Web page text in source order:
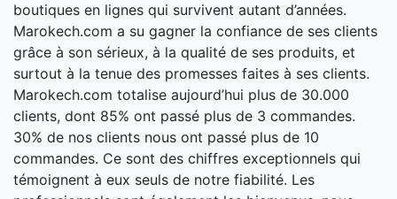
boutiques en lignes qui survivent autant d’années.
Marokech.com a su gagner la confiance de ses clients
grâce à son sérieux, à la qualité de ses produits, et
surtout à la tenue des promesses faites à ses clients.
Marokech.com totalise aujourd’hui plus de 30.000
clients, dont 85% ont passé plus de 3 commandes.
30% de nos clients nous ont passé plus de 10
commandes. Ce sont des chiffres exceptionnels qui
témoignent à eux seuls de notre fiabilité. Les